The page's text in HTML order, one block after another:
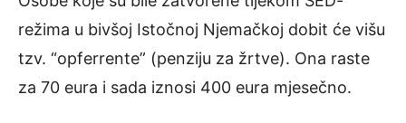
režima u bivšoj Istočnoj Njemačkoj dobit će višu
tzv. “opferrente” (penziju za žrtve). Ona raste
za 70 eura i sada iznosi 400 eura mjesečno.